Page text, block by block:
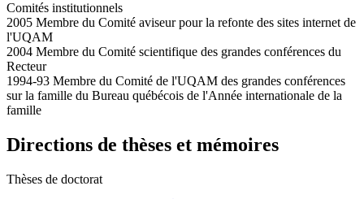
Comités institutionnels
2005 Membre du Comité aviseur pour la refonte des sites internet de
l'UQAM
2004 Membre du Comité scientifique des grandes conférences du
Recteur
1994-93 Membre du Comité de l'UQAM des grandes conférences
sur la famille du Bureau québécois de l'Année internationale de la
famille
Directions de thèses et mémoires
Thèses de doctorat